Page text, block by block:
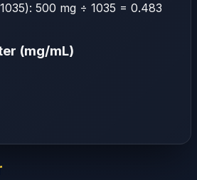
500 mg ÷ 1035 = 0.483
(mg/mL)